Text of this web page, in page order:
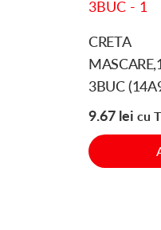
CRETA
3BUC
9.67 lei cu